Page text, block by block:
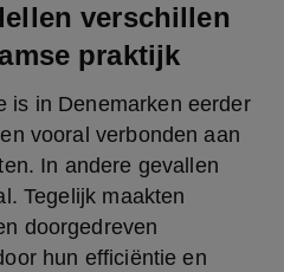
verschillen
praktijk
is in Denemarken eerder
vooral verbonden aan
In andere gevallen
Tegelijk maakten
doorgedreven
hun efficiëntie en